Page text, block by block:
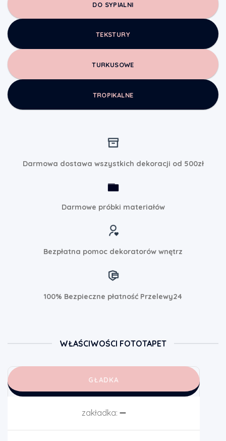
DO SYPIALNI
TEKSTURY
TURKUSOWE
TROPIKALNE
Darmowa dostawa wszystkich dekoracji od 500zł
Darmowe próbki materiałów
Bezpłatna pomoc dekoratorów wnętrz
100% Bezpieczne płatność Przelewy24
WŁAŚCIWOŚCI FOTOTAPET
GŁADKA
zakładka: ➖